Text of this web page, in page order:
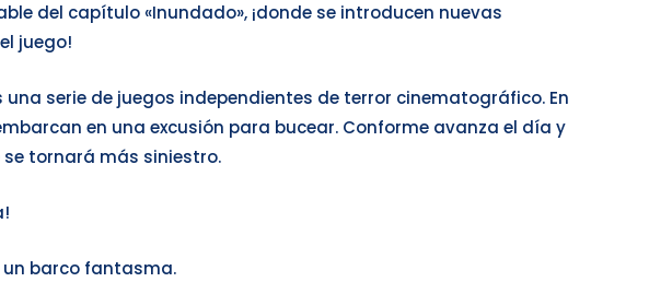
del capítulo «Inundado», ¡donde se introducen nuevas
juego!
una serie de juegos independientes de terror cinematográfico. En
en una excusión para bucear. Conforme avanza el día y
tornará más siniestro.
un barco fantasma.